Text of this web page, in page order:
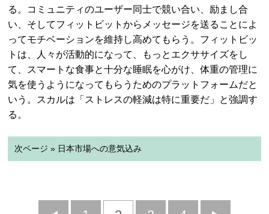
る。コミュニティのユーザー同士で競い合い、励まし合
い、そしてフィットビットからメッセージを送ることによ
ってモチベーションを維持し高めてもらう。フィットビッ
トは、人々が活動的になって、もっとエクササイズをし
て、スマートな食事と十分な睡眠を心がけ、体重の管理に
気を使うようになってもらうためのプラットフォームだと
いう。スカルは「ストレスの軽減は特に重要だ」と強調す
る。
次ページ » 日本市場への意気込み